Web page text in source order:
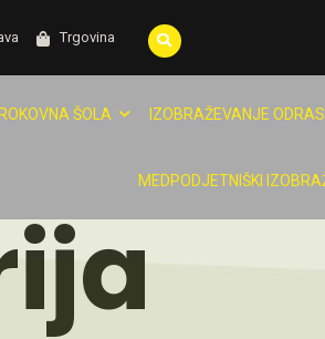
Trgovina
ŠOLA IZOBRAŽEVANJE
MEDPODJETNIŠKI